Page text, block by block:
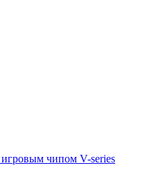
чипом V-series